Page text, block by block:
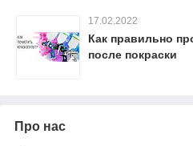
17.02.2022
Как правильно
после покраски
Про нас